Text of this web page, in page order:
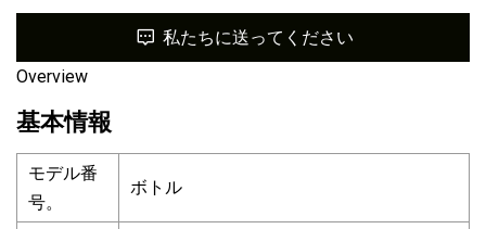
私たちに送ってください
Overview
基本情報
モデル番
号。
ボトル